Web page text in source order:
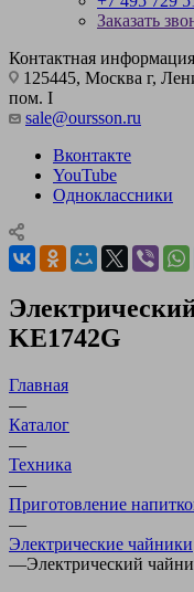
Заказать
Контактная информация
125445, Москва г,
пом. I
sale@oursson.ru
Вконтакте
YouTube
Одноклассники
KE1742G
Главная
—
Каталог
—
Техника
—
Приготовление
—
Электрические чайники
—Электрический